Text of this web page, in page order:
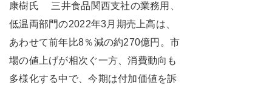
康樹氏 三井食品関西支社の業務用、
低温両部門の2022年3月期売上高は、
あわせて前年比8％減の約270億円。市
場の値上げが相次ぐ一方、消費動向も
多様化する中で、今期は付加価値を訴